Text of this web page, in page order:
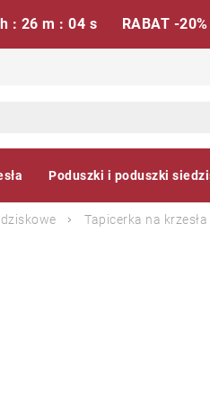
: 26 m : 03 s RABAT -20%
Poduszki i poduszki
Tapicerka na